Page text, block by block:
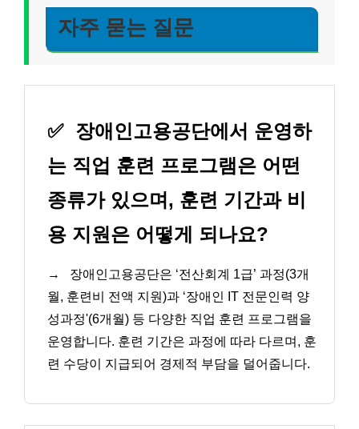
자주 묻는 질문
✅ 장애인고용공단에서 운영하
는 직업 훈련 프로그램은 어떤
종류가 있으며, 훈련 기간과 비
용 지원은 어떻게 되나요?
→
장애인고용공단은 ‘전산회계 1급’ 과정(3개
월, 훈련비 전액 지원)과 ‘장애인 IT 전문인력 양
성과정'(6개월) 등 다양한 직업 훈련 프로그램을
운영합니다. 훈련 기간은 과정에 따라 다르며, 훈
련 수당이 지급되어 경제적 부담을 덜어줍니다.